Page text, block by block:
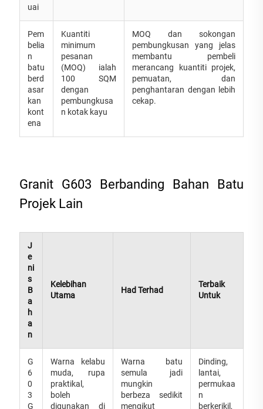
uai
Pem
belia
n
batu
berd
asar
kan
kont
ena
Kuantiti
minimum
pesanan
(MOQ) ialah
100 SQM
dengan
pembungkusa
n kotak kayu
MOQ dan sokongan
pembungkusan yang jelas
membantu pembeli
merancang kuantiti projek,
pemuatan, dan
penghantaran dengan lebih
cekap.
Granit G603 Berbanding Bahan Batu
Projek Lain
J
e
ni
s
B
a
h
a
n
Kelebihan
Utama
Had Terhad
Terbaik
Untuk
G
6
0
3
G
Warna kelabu
muda, rupa
praktikal,
boleh
digunakan di
Warna batu
semula jadi
mungkin
berbeza sedikit
mengikut
Dinding,
lantai,
permukaa
n
berkerikil,